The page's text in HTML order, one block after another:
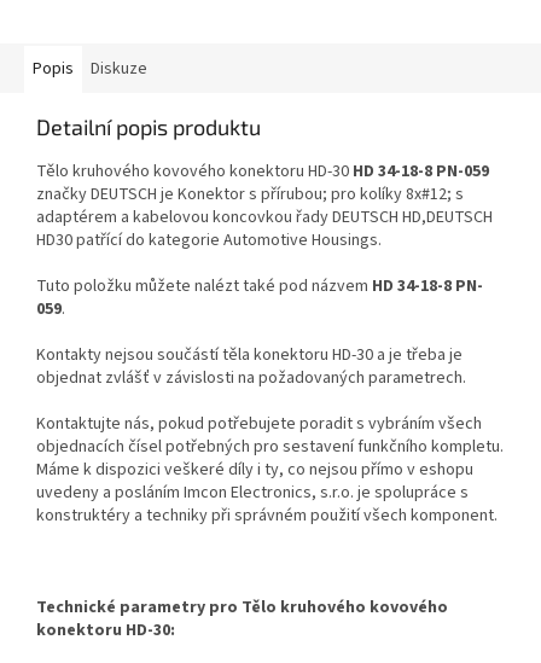
Popis Diskuze
Detailní popis produktu
Tělo kruhového kovového konektoru HD-30 HD 34-18-8 PN-059
značky DEUTSCH je Konektor s přírubou; pro kolíky 8x#12; s
adaptérem a kabelovou koncovkou řady DEUTSCH HD,DEUTSCH
HD30 patřící do kategorie Automotive Housings.
Tuto položku můžete nalézt také pod názvem HD 34-18-8 PN-
059.
Kontakty nejsou součástí těla konektoru HD-30 a je třeba je
objednat zvlášť v závislosti na požadovaných parametrech.
Kontaktujte nás, pokud potřebujete poradit s vybráním všech
objednacích čísel potřebných pro sestavení funkčního kompletu.
Máme k dispozici veškeré díly i ty, co nejsou přímo v eshopu
uvedeny a posláním Imcon Electronics, s.r.o. je spolupráce s
konstruktéry a techniky při správném použití všech komponent.
Technické parametry pro Tělo kruhového kovového
konektoru HD-30: